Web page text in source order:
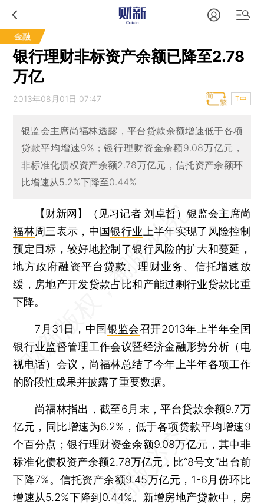
金融
银行理财非标资产余额已降至2.78
万亿
2013年08月01日 07:47 T中
银监会主席尚福林透露，平台贷款余额增速低于各项
贷款平均增速9%；银行理财资金余额9.08万亿元，
非标准化债权资产余额2.78万亿元，信托资产余额环
比增速从5.2%下降至0.44%
【财新网】（见习记者 刘卓哲）银监会主席尚
福林周三表示，中国银行业 上半年实现了风险控制
预定目标，较好地控制了银行风险的扩大和蔓延，
地方政府融资平台贷款、理财业务、信托增速放
缓，房地产开发贷款占比和产能过剩行业贷款比重
下降。
7月31日，中国银监会召开2013年上半年全国
银行业监督管理工作会议暨经济金融形势分析（电
视电话）会议，尚福林总结了今年上半年各项工作
的阶段性成果并披露了重要数据。
尚福林指出，截至6月末，平台贷款余额9.7万
亿元，同比增速为6.2%，低于各项贷款平均增速9
个百分点；银行理财资金余额9.08万亿元，其中非
标准化债权资产余额2.78万亿元，比“8号文”出台前
下降7%。信托资产余额9.45万亿元，1-6月份环比
增速从5.2%下降到0.44%。新增房地产贷款中，房